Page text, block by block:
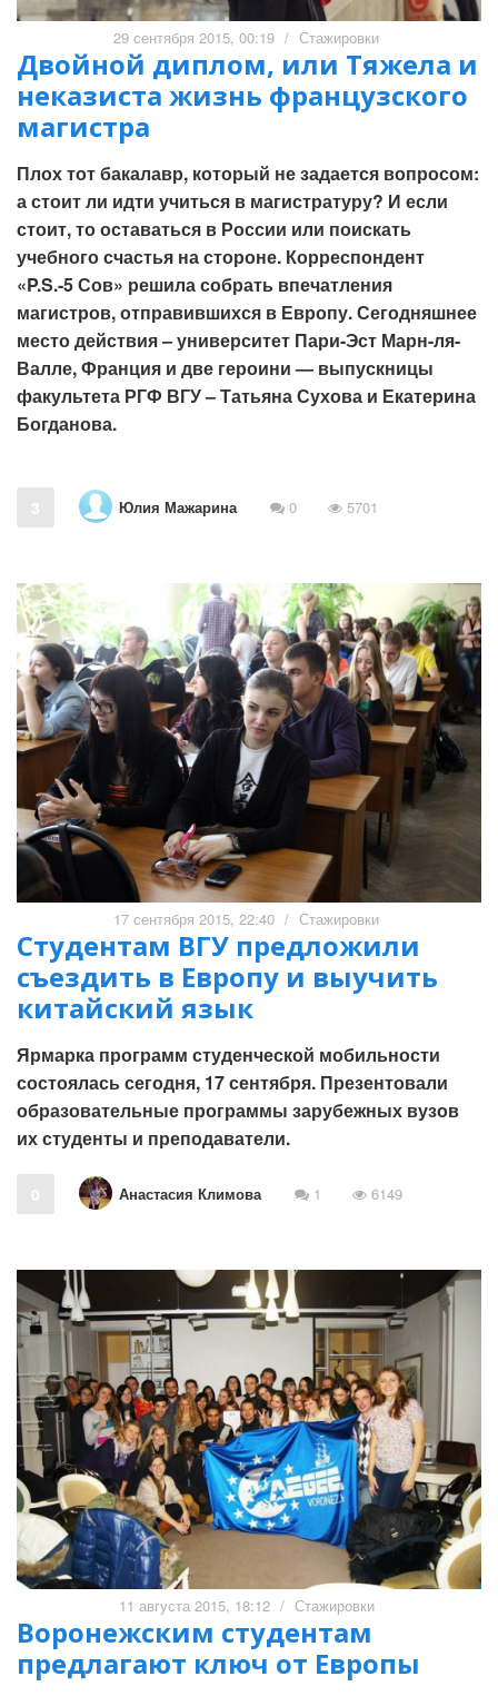
29 сентября 2015, 00:19 / Стажировки
Двойной диплом, или Тяжела и
неказиста жизнь французского
магистра
Плох тот бакалавр, который не задается вопросом:
а стоит ли идти учиться в магистратуру? И если
стоит, то оставаться в России или поискать
учебного счастья на стороне. Корреспондент
«P.S.-5 Сов» решила собрать впечатления
магистров, отправившихся в Европу. Сегодняшнее
место действия – университет Пари-Эст Марн-ля-
Валле, Франция и две героини — выпускницы
факультета РГФ ВГУ – Татьяна Сухова и Екатерина
Богданова.
3 Юлия Мажарина 0 5701
17 сентября 2015, 22:40 / Стажировки
Студентам ВГУ предложили
съездить в Европу и выучить
китайский язык
Ярмарка программ студенческой мобильности
состоялась сегодня, 17 сентября. Презентовали
образовательные программы зарубежных вузов
их студенты и преподаватели.
0 Анастасия Климова 1 6149
11 августа 2015, 18:12 / Стажировки
Воронежским студентам
предлагают ключ от Европы